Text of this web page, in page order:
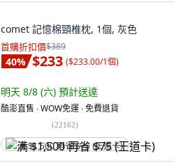
comet 記憶棉頸椎枕, 1個, 灰色
首購折扣價$389
40% $233 ($233.00/1個)
明天 8/8 (六) 預計送達
酷澎直售 ∙ WOW免運 ∙ 免費退貨
(22162)
满 $1,500 再省 $75 (王道卡)